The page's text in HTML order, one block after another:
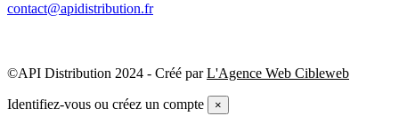
contact@apidistribution.fr
©API Distribution 2024 - Créé parL'Agence Web Cibleweb
Identifiez-vous ou créez un compte ×